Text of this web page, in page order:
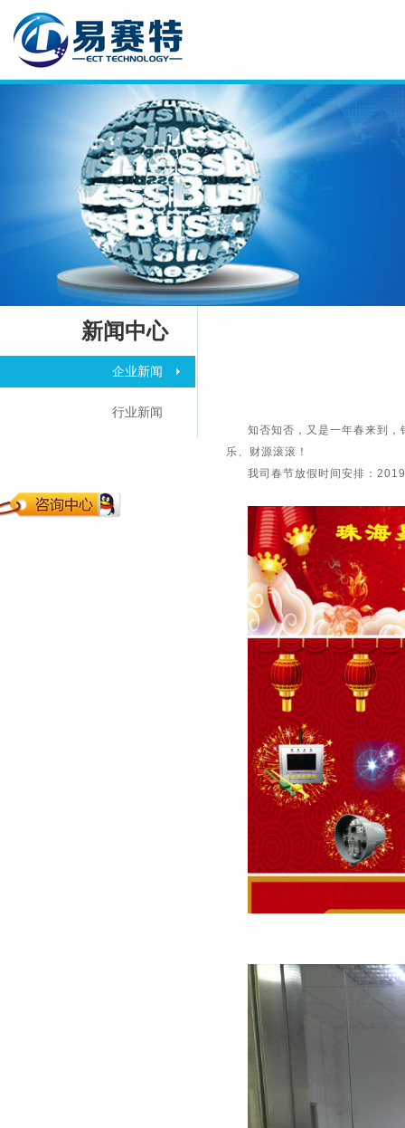
新闻中心
企业新闻
行业新闻
知否知否，又是一年春来到
乐、财源滚滚！
我司春节放假时间安排：